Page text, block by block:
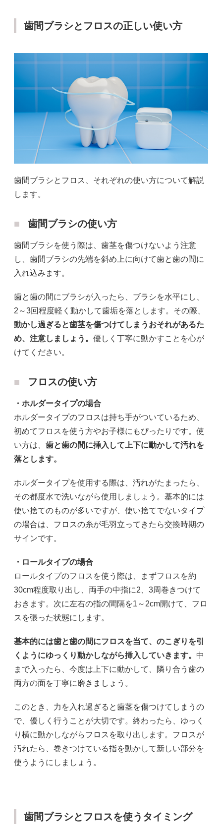
歯間ブラシとフロスの正しい使い方
歯間ブラシとフロス、それぞれの使い方について解説
します。
歯間ブラシの使い方
歯間ブラシを使う際は、歯茎を傷つけないよう注意
し、歯間ブラシの先端を斜め上に向けて歯と歯の間に
入れ込みます。
歯と歯の間にブラシが入ったら、ブラシを水平にし、
2～3回程度軽く動かして歯垢を落とします。その際、
動かし過ぎると歯茎を傷つけてしまうおそれがあるた
め、注意しましょう。 優しく丁寧に動かすことを心が
けてください。
フロスの使い方
・ホルダータイプの場合
ホルダータイプのフロスは持ち手がついているため、
初めてフロスを使う方やお子様にもぴったりです。使
い方は、 歯と歯の間に挿入して上下に動かして汚れを
落とします。
ホルダータイプを使用する際は、汚れがたまったら、
その都度水で洗いながら使用しましょう。基本的には
使い捨てのものが多いですが、使い捨てでないタイプ
の場合は、フロスの糸が毛羽立ってきたら交換時期の
サインです。
・ロールタイプの場合
ロールタイプのフロスを使う際は、まずフロスを約
30cm程度取り出し、両手の中指に2、3周巻きつけて
おきます。次に左右の指の間隔を1～2cm開けて、フロ
スを張った状態にします。
基本的には歯と歯の間にフロスを当て、のこぎりを引
くようにゆっくり動かしながら挿入していきます。 中
まで入ったら、今度は上下に動かして、隣り合う歯の
両方の面を丁寧に磨きましょう。
このとき、力を入れ過ぎると歯茎を傷つけてしまうの
で、優しく行うことが大切です。終わったら、ゆっく
り横に動かしながらフロスを取り出します。フロスが
汚れたら、巻きつけている指を動かして新しい部分を
使うようにしましょう。
歯間ブラシとフロスを使うタイミング